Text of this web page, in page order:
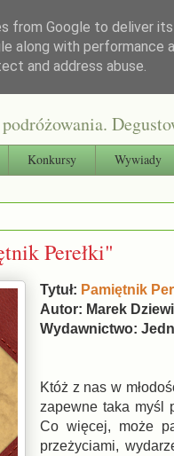
Konkursy Wywiady
Perełki"
Tytuł: Pamiętnik
Autor: Marek
Wydawnictwo:
Któż z nas w
zapewne taka myśl
Co więcej, może
przeżyciami,
from Google to deliver
along with
and address abuse.